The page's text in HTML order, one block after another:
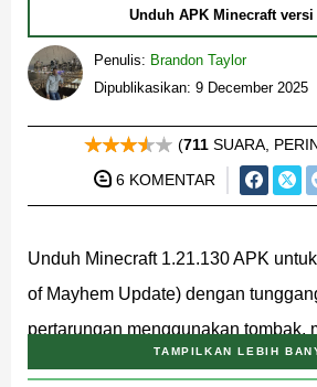
(711SUARA,
6 KOMENTAR
Unduh APK Minecraft versi
Penulis: Brandon Taylor
Dipublikasikan: 9 December 2025
Unduh Minecraft 1.21.130 APK
of Mayhem Update) dengan
pertarungan menggunakan tombak,
TAMPILKAN LEBIH